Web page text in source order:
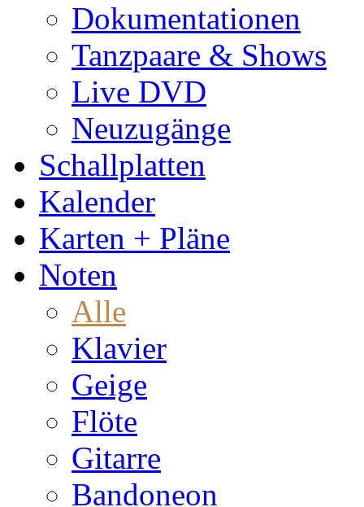
Dokumentationen
Tanzpaare & Shows
Live DVD
Neuzugänge
Schallplatten
Kalender
Karten + Pläne
Noten
Alle
Klavier
Geige
Flöte
Gitarre
Bandoneon